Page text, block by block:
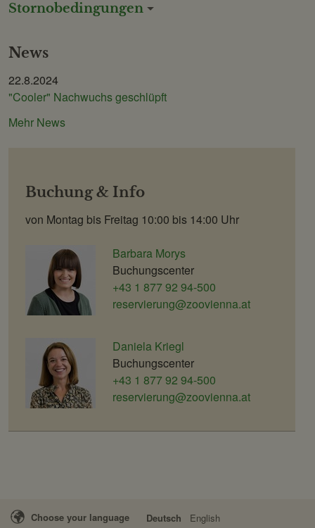
Stornobedingungen
News
22.8.2024
"Cooler" Nachwuchs geschlüpft
Mehr News
Buchung & Info
von Montag bis Freitag 10:00 bis 14:00 Uhr
Barbara Morys
Buchungscenter
+43 1 877 92 94-500
reservierung@zoovienna.at
Daniela Kriegl
Buchungscenter
+43 1 877 92 94-500
reservierung@zoovienna.at
Choose your language Deutsch English